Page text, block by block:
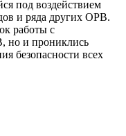
под воздействием
и ряда других ОРВ.
работы с
но и прониклись
безопасности всех